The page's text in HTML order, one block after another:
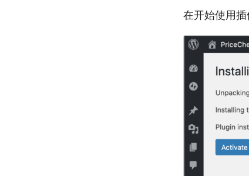
在开始使用插